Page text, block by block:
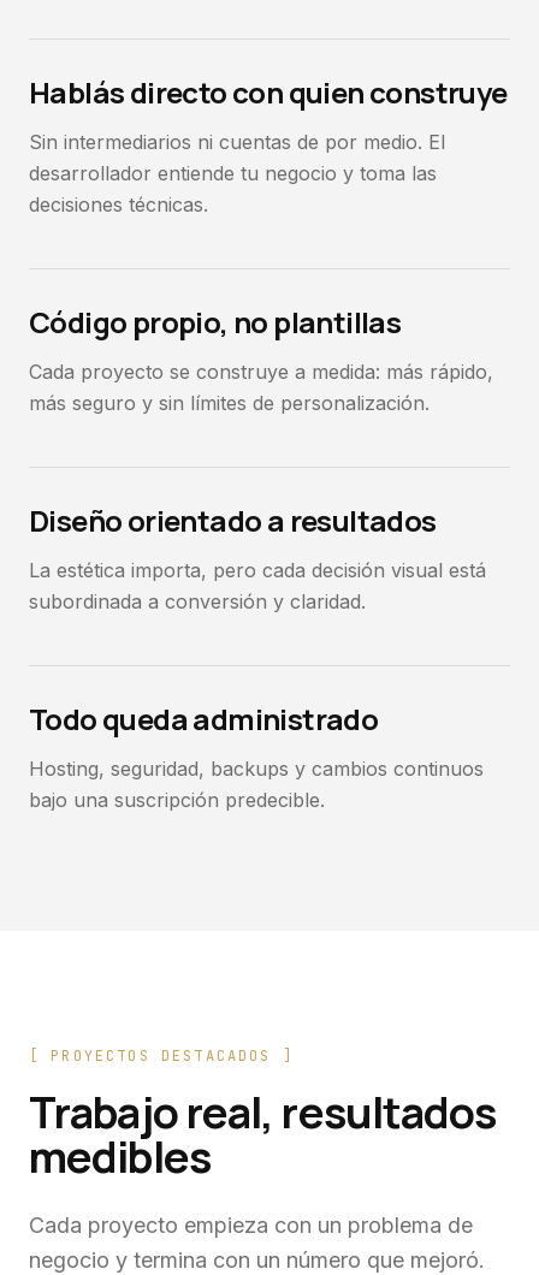
Hablás directo con quien construye
Sin intermediarios ni cuentas de por medio. El
desarrollador entiende tu negocio y toma las
decisiones técnicas.
Código propio, no plantillas
Cada proyecto se construye a medida: más rápido,
más seguro y sin límites de personalización.
Diseño orientado a resultados
La estética importa, pero cada decisión visual está
subordinada a conversión y claridad.
Todo queda administrado
Hosting, seguridad, backups y cambios continuos
bajo una suscripción predecible.
PROYECTOS DESTACADOS
Trabajo real, resultados
medibles
Cada proyecto empieza con un problema de
negocio y termina con un número que mejoró.